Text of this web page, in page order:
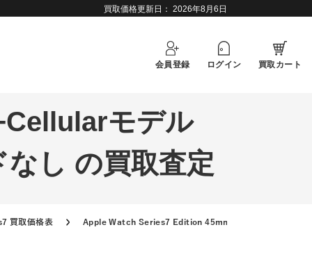
買取価格更新日： 2026年8月6日
会員登録 ログイン 買取カート
モデル
し の買取査定
買取価格表 Apple Watch Series7 Edition 45mm GPS+Cellularモデ